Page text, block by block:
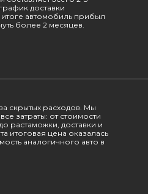
скрытых расходов. Мы
затраты: от стоимости
растаможки, доставки и
итоговая цена оказалась
аналогичного авто в
доставки
автомобиль прибыл
более 2 месяцев.